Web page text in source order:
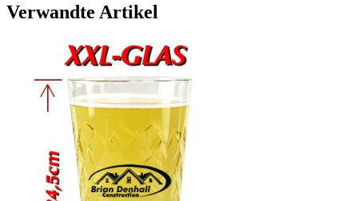
Verwandte Artikel